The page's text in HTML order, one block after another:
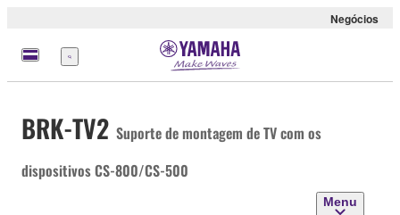
Negócios
Menu
BRK-TV2 Suporte de montagem de TV com os
dispositivos CS-800/CS-500
Menu